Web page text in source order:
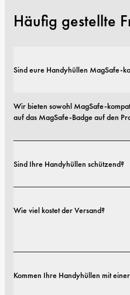
Häufig gestellte
Sind eure Handyhüllen MagSafe-
Wir bieten sowohl MagSafe-
auf das MagSafe-Badge auf den
Sind Ihre Handyhüllen schützend?
Optionen von schlanken Profilen bis
Wie viel kostet der Versand?
Details findest du in unserer
Kommen Ihre Handyhüllen mit